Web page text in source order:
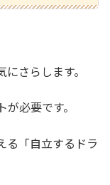
さらします。
必要です。
る「自立するドラ